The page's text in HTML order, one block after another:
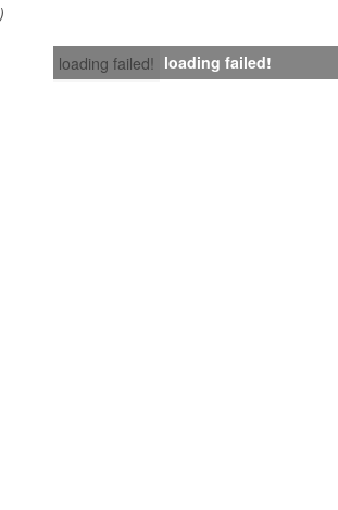
loading failed! loading failed!